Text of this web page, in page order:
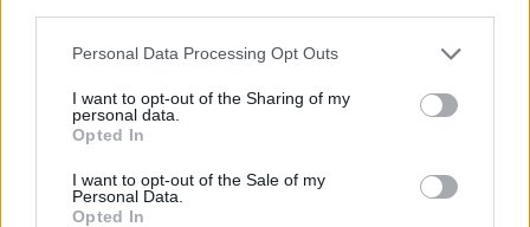
Personal Data Processing Opt Outs
I want to opt-out of the Sharing of my
personal data.
Opted In
I want to opt-out of the Sale of my
Personal Data.
Opted In
TAIP PAT SKAITYKITE